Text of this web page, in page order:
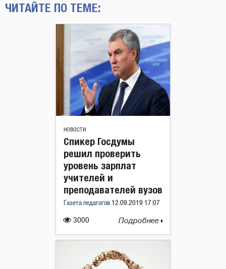
ЧИТАЙТЕ ПО ТЕМЕ:
НОВОСТИ
3000
Спикер Госдумы
решил проверить
уровень зарплат
учителей и
преподавателей вузов
Газета педагогов 12.09.2019 17:07
Подробнее